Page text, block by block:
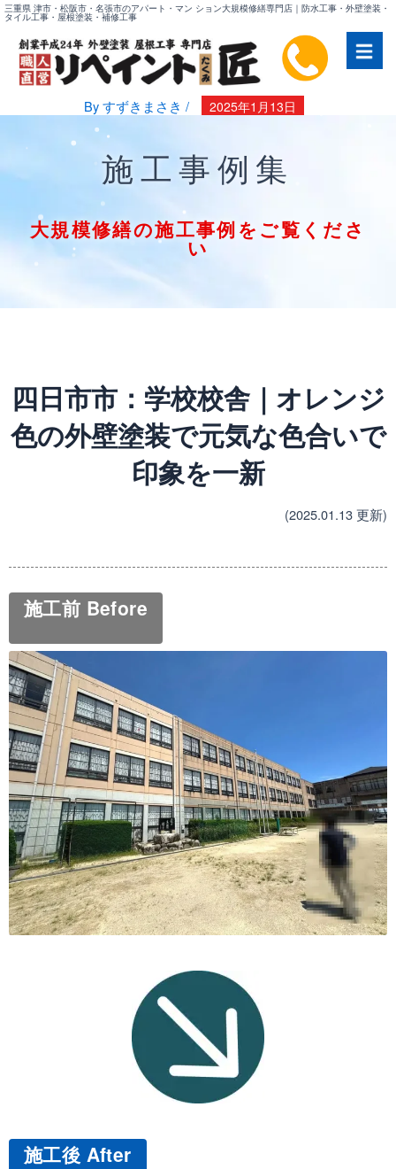
内
ッ
三重県 津市・松阪市・名張市のアパート・マン ション大規模修繕専門店｜防水工事・外壁塗装・
タイル工事・屋根塗装・補修工事
Byすずきまさき / 2025年1月13日
施工事例集
大規模修繕の施工事例をご覧くださ
い
四日市市：学校校舎｜オレンジ
色の外壁塗装で元気な色合いで
印象を一新
(2025.01.13 更新)
施工前 Before
施工後 After